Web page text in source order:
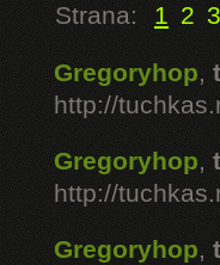
Strana: 1 2 3
Gregoryhop,
http://
Gregoryhop,
http://
Gregoryhop,